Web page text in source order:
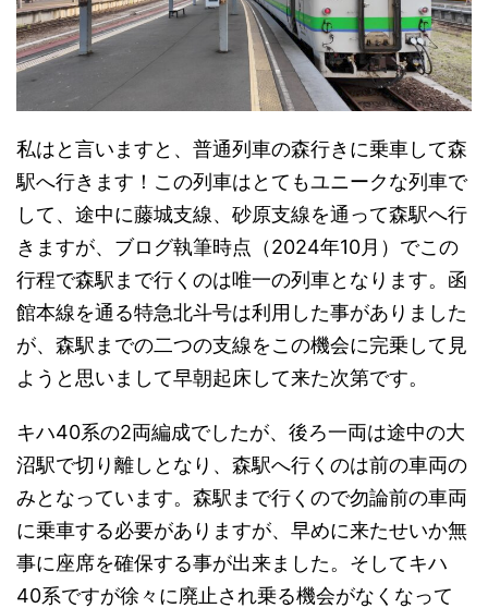
私はと言いますと、普通列車の森行きに乗車して森
駅へ行きます！この列車はとてもユニークな列車で
して、途中に藤城支線、砂原支線を通って森駅へ行
きますが、ブログ執筆時点（2024年10月）でこの
行程で森駅まで行くのは唯一の列車となります。函
館本線を通る特急北斗号は利用した事がありました
が、森駅までの二つの支線をこの機会に完乗して見
ようと思いまして早朝起床して来た次第です。
キハ40系の2両編成でしたが、後ろ一両は途中の大
沼駅で切り離しとなり、森駅へ行くのは前の車両の
みとなっています。森駅まで行くので勿論前の車両
に乗車する必要がありますが、早めに来たせいか無
事に座席を確保する事が出来ました。そしてキハ
40系ですが徐々に廃止され乗る機会がなくなって